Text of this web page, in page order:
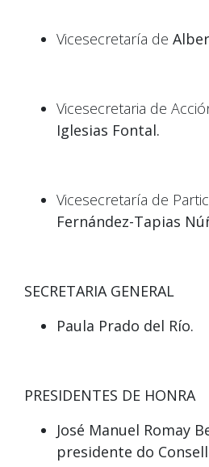
Vicesecretaría de
Vicesecretaria de
Iglesias Fontal.
Vicesecretaría de
Fernández-Tapias
SECRETARIA GENERAL
Paula Prado del Río.
PRESIDENTES DE HONRA
José Manuel Romay
presidente do